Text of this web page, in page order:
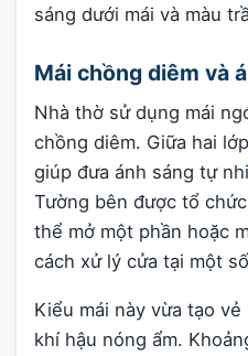
sáng dưới mái và màu
Mái chồng diêm và
Nhà thờ sử dụng mái
chồng diêm. Giữa hai
giúp đưa ánh sáng tự
Tường bên được tổ
thể mở một phần hoặc
cách xử lý cửa tại một
Kiểu mái này vừa tạo
khí hậu nóng ẩm.